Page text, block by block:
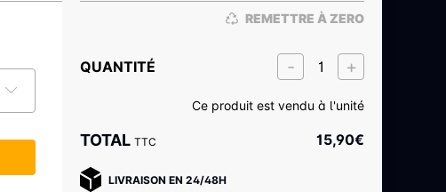
REMETTRE À ZERO
QUANTITÉ
Ce produit est vendu à l'unité
TOTAL TTC 15,90€
LIVRAISON EN 24/48H